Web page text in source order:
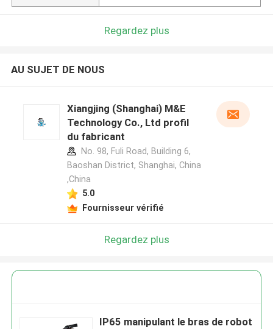
Regardez plus
AU SUJET DE NOUS
Xiangjing (Shanghai) M&E
Technology Co., Ltd profil
du fabricant
No. 98, Fuli Road, Building 6,
Baoshan District, Shanghai, China
,China
5.0
Fournisseur vérifié
Regardez plus
IP65 manipulant le bras de robot